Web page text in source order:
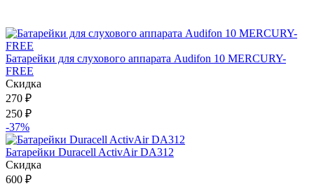
Батарейки для слухового аппарата Audifon 10 MERCURY-
FREE
Скидка
270 ₽
250 ₽
-37%
Батарейки Duracell ActivAir DA312
Скидка
600 ₽